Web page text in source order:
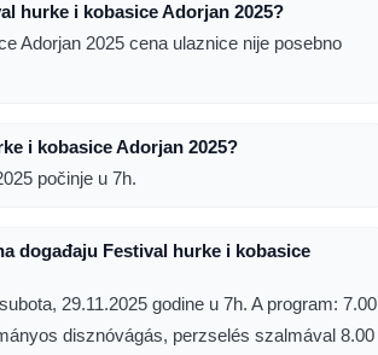
hurke i kobasice Adorjan 2025?
Adorjan 2025 cena ulaznice nije posebno
i kobasice Adorjan 2025?
počinje u 7h.
događaju Festival hurke i kobasice
29.11.2025 godine u 7h. A program: 7.00
disznóvágás, perzselés szalmával 8.00